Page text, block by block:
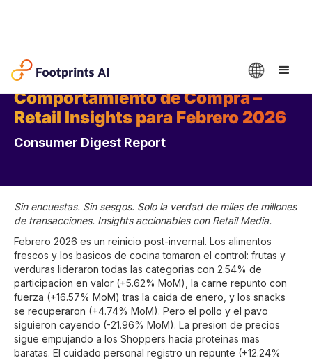
Comportamiento de Compra –
Retail Insights para Febrero 2026
Consumer Digest Report
Sin encuestas. Sin sesgos. Solo la verdad de miles de millones
de transacciones. Insights accionables con Retail Media.
Febrero 2026 es un reinicio post-invernal. Los alimentos
frescos y los basicos de cocina tomaron el control: frutas y
verduras lideraron todas las categorias con 2.54% de
participacion en valor (+5.62% MoM), la carne repunto con
fuerza (+16.57% MoM) tras la caida de enero, y los snacks
se recuperaron (+4.74% MoM). Pero el pollo y el pavo
siguieron cayendo (-21.96% MoM). La presion de precios
sigue empujando a los Shoppers hacia proteinas mas
baratas. El cuidado personal registro un repunte (+12.24%